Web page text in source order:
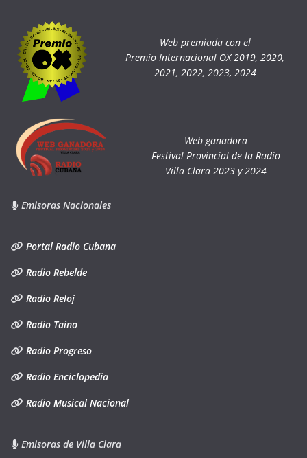
Web premiada con el
Premio Internacional OX 2019, 2020,
2021, 2022, 2023, 2024
Web ganadora
Festival Provincial de la Radio
Villa Clara 2023 y 2024
Emisoras Nacionales
Portal Radio Cubana
Radio Rebelde
Radio Reloj
Radio Taíno
Radio Progreso
Radio Enciclopedia
Radio Musical Nacional
Emisoras de Villa Clara